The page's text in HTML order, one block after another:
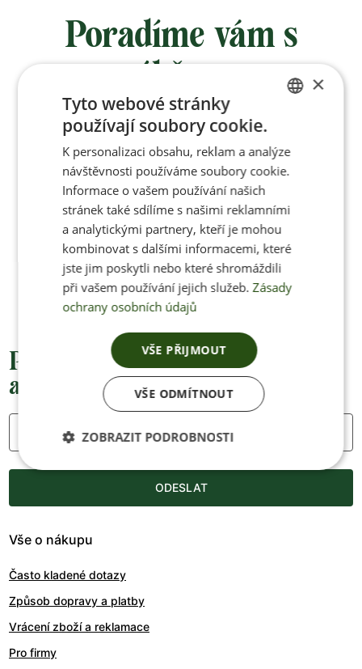
Poradíme vám s
výběrem
Po-Pá 8:00 – 17:00
Jan Pančocha
+420 770 669 100
info@jenonleather.cz
Přednostní informace o soutěžích,
akcích a novinkách
Váš e-mail
ODESLAT
Vše o nákupu
Často kladené dotazy
Způsob dopravy a platby
Vrácení zboží a reklamace
Pro firmy
ENGLISH
×
Tyto webové stránky
používají soubory cookie.
K personalizaci obsahu, reklam a analýze
návštěvnosti používáme soubory cookie.
Informace o vašem používání našich
stránek také sdílíme s našimi reklamními
a analytickými partnery, kteří je mohou
kombinovat s dalšími informacemi, které
jste jim poskytli nebo které shromáždili
při vašem používání jejich služeb. Zásady
ochrany osobních údajů
VŠE PŘIJMOUT
VŠE ODMÍTNOUT
ZOBRAZIT PODROBNOSTI